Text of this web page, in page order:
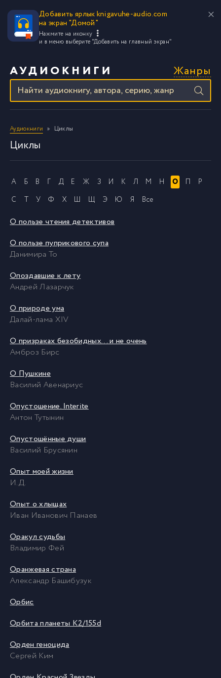
Добавить ярлык knigavuhe-audio.com
на экран "Домой"
Нажмите на иконку
и в меню выберите "Добавить на главный экран"
АУДИОКНИГИ Жанры
Аудиокниги Циклы
Циклы
А Б В Г Д Е Ж З И К Л М Н О П
Р
С
Т У Ф Х Ш Щ Э Ю Я Все
О пользе чтения детективов
О пользе пуприкового супа
Данимира То
Опоздавшие к лету
Андрей Лазарчук
О природе ума
Далай-лама XIV
О призраках безобидных... и не очень
Амброз Бирс
О Пушкине
Василий Авенариус
Опустошение. Interite
Антон Тутынин
Опустошённые души
Василий Брусянин
Опыт моей жизни
И.Д.
Опыт о хлыщах
Иван Иванович Панаев
Оракул судьбы
Владимир Фей
Оранжевая страна
Александр Башибузук
Орбис
Орбита планеты K2/155d
Орден геноцида
Сергей Ким